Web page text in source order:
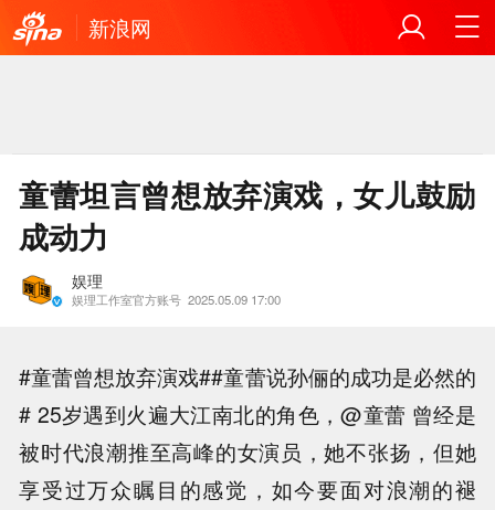
新浪网
童蕾坦言曾想放弃演戏，女儿鼓励
成动力
娱理
娱理工作室官方账号 2025.05.09 17:00
#童蕾曾想放弃演戏##童蕾说孙俪的成功是必然的
# 25岁遇到火遍大江南北的角色，@童蕾 曾经是
被时代浪潮推至高峰的女演员，她不张扬，但她
享受过万众瞩目的感觉，如今要面对浪潮的褪